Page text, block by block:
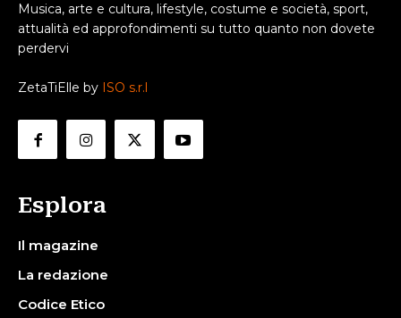
Musica, arte e cultura, lifestyle, costume e società, sport,
attualità ed approfondimenti su tutto quanto non dovete
perdervi
ZetaTiElle by ISO s.r.l
Esplora
Il magazine
La redazione
Codice Etico